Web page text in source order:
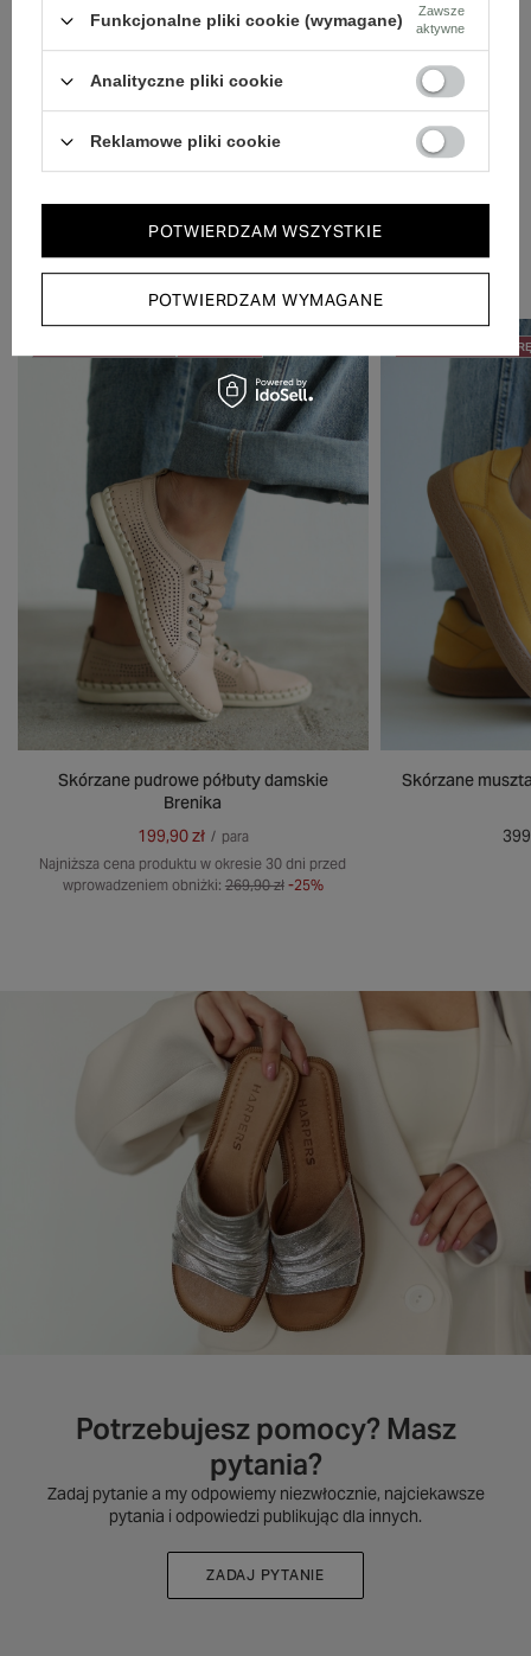
Zobacz również
Skórzane pudrowe półbuty damskie
Brenika
199,90 zł / para
Najniższa cena produktu w okresie 30 dni przed
wprowadzeniem obniżki: 269,90 zł -25%
50% NA DRUGĄ
Skórzane
Potrzebujesz pomocy? Masz
pytania?
Zadaj pytanie a my odpowiemy niezwłocznie, najciekawsze
pytania i odpowiedzi publikując dla innych.
ZADAJ PYTANIE
Funkcjonalne pliki cookie (wymagane)
Zawsze
aktywne
Analityczne pliki cookie
Reklamowe pliki cookie
POTWIERDZAM WYMAGANE
POTWIERDZAM WSZYSTKIE